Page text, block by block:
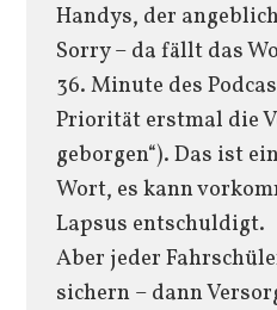
Handys, der
Sorry – da fällt das
36. Minute des
Priorität erstmal die
geborgen“). Das ist
Wort, es kann
Lapsus entschuldigt.
Aber jeder
sichern – dann